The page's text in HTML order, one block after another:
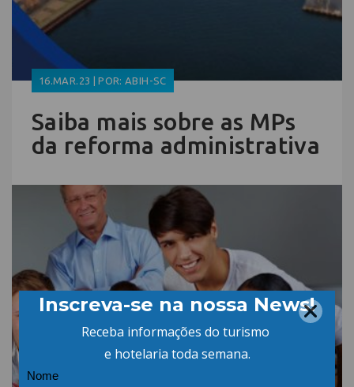
16.MAR.23 | POR: ABIH-SC
Saiba mais sobre as MPs
da reforma administrativa